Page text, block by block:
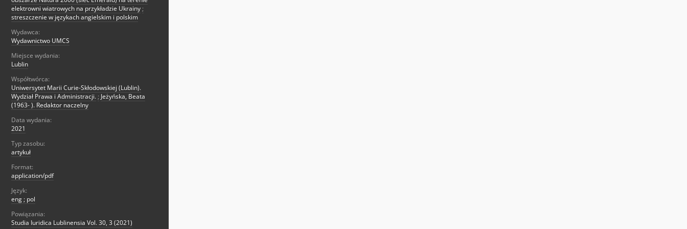
elektrowni wiatrowych na przykładzie Ukrainy ;
streszczenie w językach angielskim i polskim
Wydawca:
Wydawnictwo UMCS
Miejsce wydania:
Lublin
Współtwórca:
Uniwersytet Marii Curie-Skłodowskiej (Lublin).
Wydział Prawa i Administracji. ; Jeżyńska, Beata
(1963- ). Redaktor naczelny
Data wydania:
2021
Typ zasobu:
artykuł
Format:
application/pdf
Język:
eng ; pol
Powiązania:
Studia Iuridica Lublinensia Vol. 30, 3 (2021)